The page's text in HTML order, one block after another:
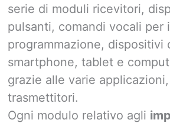
serie di moduli ricevitori,
pulsanti, comandi vocali per
programmazione, dispositivi
smartphone, tablet e
grazie alle varie
trasmettitori.
Ogni modulo relativo agli